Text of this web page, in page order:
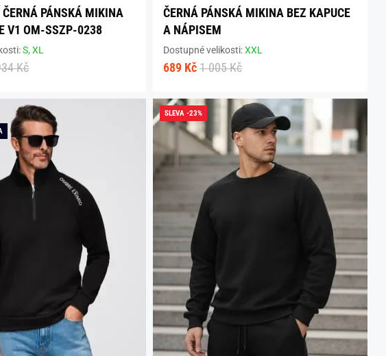
PÁNSKÁ MIKINA
V1 OM-SSZP-0238
S,XL
Kč
ČERNÁ PÁNSKÁ MIKINA BEZ KAPUCE
A NÁPISEM
Dostupné velikosti:XXL
689 Kč 1 005 Kč
SLEVA -23%